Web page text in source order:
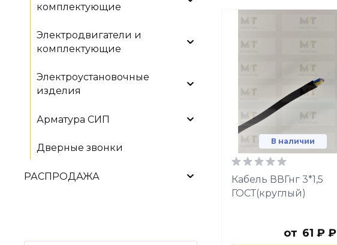
комплектующие
Электродвигатели и
комплектующие
Электроустановочные
изделия
Арматура СИП
Дверные звонки
РАСПРОДАЖА
В наличии
Кабель ВВГнг 3*1,5
ГОСТ(круглый)
от 61 ₽ ₽